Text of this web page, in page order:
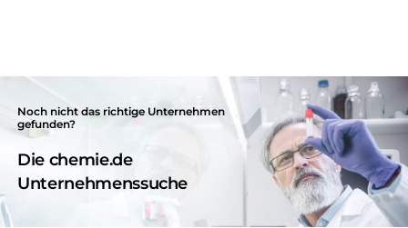
Noch nicht das richtige Unternehmen
gefunden?
Die chemie.de
Unternehmenssuche